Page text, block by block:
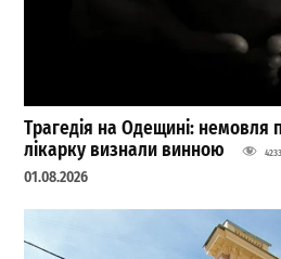
Трагедія на Одещині: немовля
лікарку визнали винною
4233
01.08.2026